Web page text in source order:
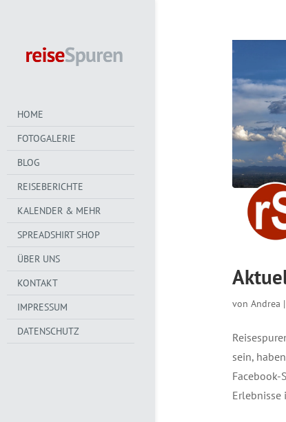
HOME
FOTOGALERIE
BLOG
REISEBERICHTE
KALENDER & MEHR
SPREADSHIRT SHOP
ÜBER UNS
KONTAKT
IMPRESSUM
DATENSCHUTZ
von Andrea |
sein,
Facebook-
Erlebnisse